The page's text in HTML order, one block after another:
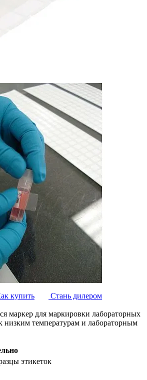
купить Стань дилером
маркер для маркировки лабораторных
низким температурам и лабораторным
этикеток